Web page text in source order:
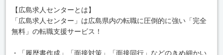
【広島求人センターとは】
「広島求人センター」は広島県内の転職に圧倒的に強い「完全
無料」の転職支援サービス！
・「履歴書作成」「面接対策」「面接同行」などのきめ細かい